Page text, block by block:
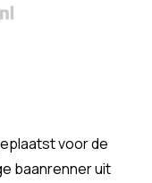
voor de
baanrenner uit